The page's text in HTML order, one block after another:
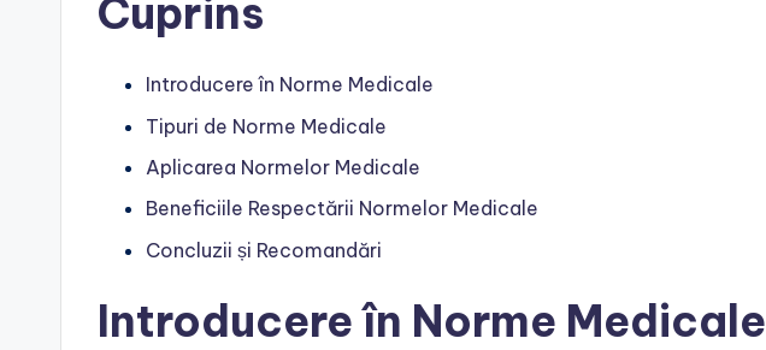
Cuprins
Introducere în Norme Medicale
Tipuri de Norme Medicale
Aplicarea Normelor Medicale
Beneficiile Respectării Normelor Medicale
Concluzii și Recomandări
Introducere în Norme Medicale